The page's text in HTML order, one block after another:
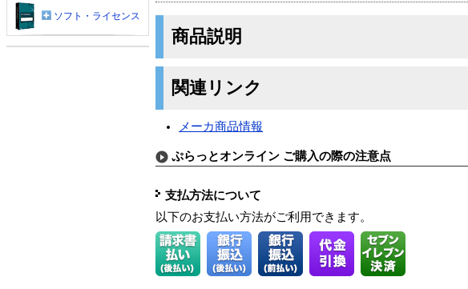
商品説明
関連リンク
メーカ商品情報
ぷらっとオンライン ご購入の際の注意点
支払方法について
以下のお支払い方法がご利用できます。
ソフト・ライセンス